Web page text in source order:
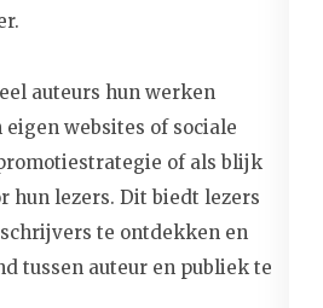
auteurs hun werken
websites of sociale
of als blijk
hun lezers. Dit biedt lezers
te ontdekken en
tussen auteur en publiek te